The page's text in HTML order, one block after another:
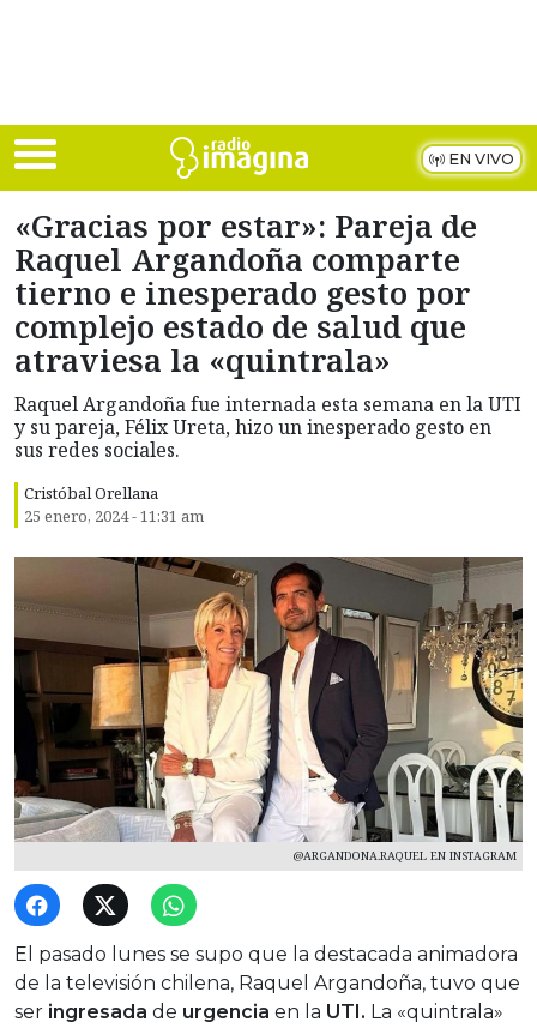
EN VIVO
«Gracias por estar»: Pareja de
Raquel Argandoña comparte
tierno e inesperado gesto por
complejo estado de salud que
atraviesa la «quintrala»
Raquel Argandoña fue internada esta semana en la UTI
y su pareja, Félix Ureta, hizo un inesperado gesto en
sus redes sociales.
Cristóbal Orellana
25 enero, 2024 - 11:31 am
@ARGANDONA.RAQUEL EN INSTAGRAM
El pasado lunes se supo que la destacada animadora
de la televisión chilena, Raquel Argandoña, tuvo que
ser ingresada de urgencia en la UTI. La «quintrala»